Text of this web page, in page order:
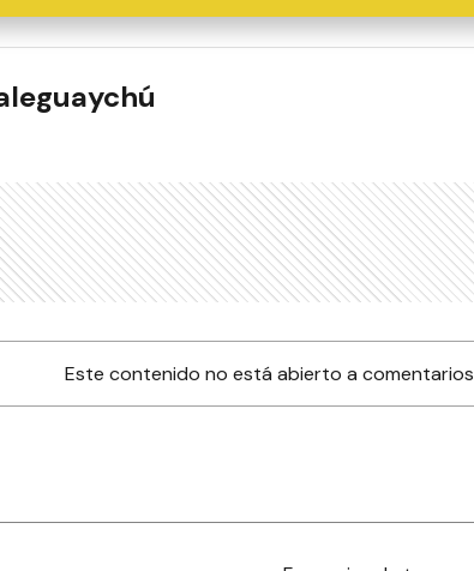
Este contenido no está abierto a comentarios